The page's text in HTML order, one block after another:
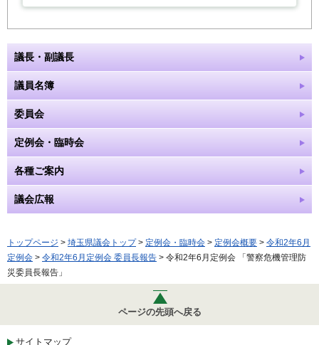
議長・副議長
議員名簿
委員会
定例会・臨時会
各種ご案内
議会広報
トップページ > 埼玉県議会トップ> 定例会・臨時会 > 定例会概要 > 令和2年6月
定例会 > 令和2年6月定例会 委員長報告 > 令和2年6月定例会 「警察危機管理防
災委員長報告」
ページの先頭へ戻る
サイトマップ